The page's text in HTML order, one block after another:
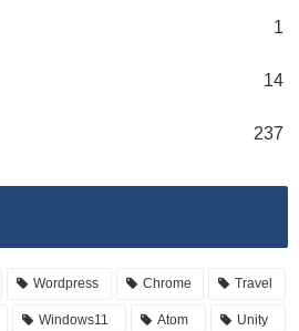
1
14
237
Wordpress Chrome Travel
Windows11 Atom Unity